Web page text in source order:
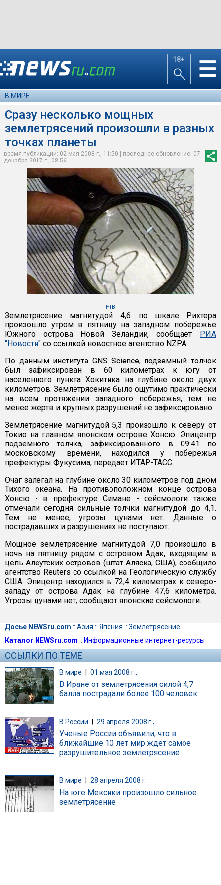
18+ ☰
В МИРЕ
Сразу несколько мощных
землетрясений произошли в разных
точках планеты
время публикации: 02 мая 2008 г., 11:50 | последнее обновление: 07
декабря 2017 г., 08:56
НТВ
Землетрясение магнитудой 4,6 по шкале Рихтера
произошло утром в пятницу на западном побережье
Южного острова Новой Зеландии, сообщает РИА
"Новости" со ссылкой новостное агентство NZPA.
По данным института GNS Science, подземный толчок
был зафиксирован в 60 километрах к югу от
населенного пункта Хокитика на глубине около двух
километров. Землетрясение было ощутимо практически
на всем протяжении западного побережья, тем не
менее жертв и крупных разрушений не зафиксировано.
Землетрясение магнитудой 5,3 произошло к северу от
Токио на главном японском острове Хонсю. Эпицентр
подземного толчка, зафиксированного в 09:41 по
московскому времени, находился у побережья
префектуры Фукусима, передает ИТАР-ТАСС.
Очаг залегал на глубине около 30 километров под дном
Тихого океана. На противоположном конце острова
Хонсю - в префектуре Симане - сейсмологи также
отмечали сегодня сильные толчки магнитудой до 4,1.
Тем не менее, угрозы цунами нет. Данные о
пострадавших и разрушениях не поступают.
Мощное землетрясение магнитудой 7,0 произошло в
ночь на пятницу рядом с островом Адак, входящим в
цепь Алеутских островов (штат Аляска, США), сообщило
агентство Reuters со ссылкой на Геологическую службу
США. Эпицентр находился в 72,4 километрах к северо-
западу от острова Адак на глубине 47,6 километра.
Угрозы цунами нет, сообщают японские сейсмологи.
Досье NEWSru.com :: Азия :: Япония :: Землетрясение
Каталог NEWSru.com :: Информационные интернет-ресурсы
ССЫЛКИ ПО ТЕМЕ
В мире | 01 мая 2008 г.,
В Иране от землетрясения силой 4,7
балла пострадали более 100 человек
В России 29 апреля 2008 г.,
Ученые России объявили, что в
ближайшие 10 лет мир ждет самое
разрушительное землетрясение
В мире 28 апреля 2008 г.,
На юге Мексики произошло сильное
землетрясение